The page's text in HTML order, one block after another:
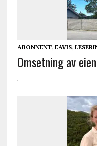
ABONNENT, EAVIS,
Omsetning av